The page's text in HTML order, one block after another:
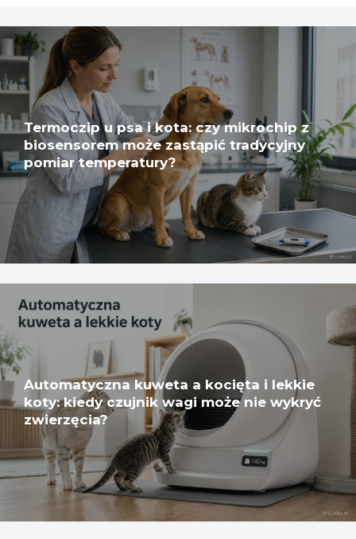
Termoczip u psa i kota: czy mikrochip z
biosensorem może zastąpić tradycyjny
pomiar temperatury?
Automatyczna kuweta a kocięta i lekkie
koty: kiedy czujnik wagi może nie wykryć
zwierzęcia?